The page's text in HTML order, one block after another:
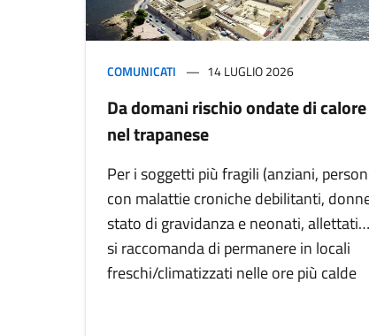
COMUNICATI 14 LUGLIO 2026
Da domani rischio ondate di calore
nel trapanese
Per i soggetti più fragili (anziani,
con malattie croniche debilitanti,
stato di gravidanza e neonati,
si raccomanda di permanere in locali
freschi/climatizzati nelle ore più calde